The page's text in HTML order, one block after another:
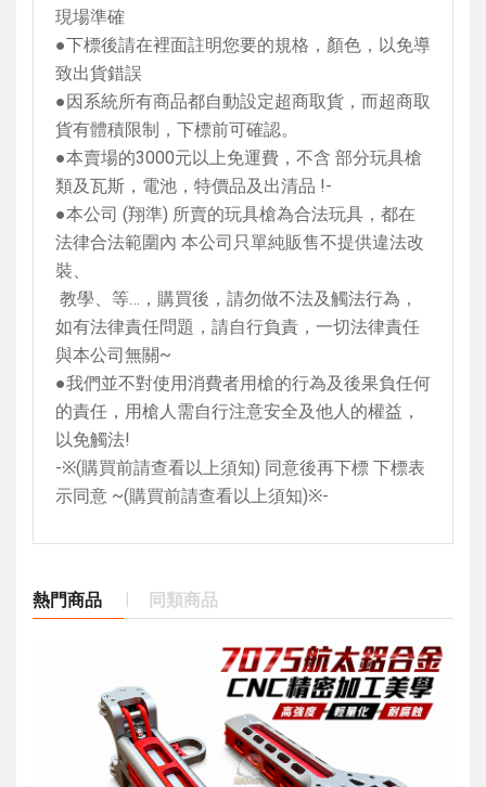
現場準確
●下標後請在裡面註明您要的規格，顏色，以免導
致出貨錯誤
●因系統所有商品都自動設定超商取貨，而超商取
貨有體積限制，下標前可確認。
●本賣場的3000元以上免運費，不含 部分玩具槍
類及瓦斯，電池，特價品及出清品 !-
●本公司 (翔準) 所賣的玩具槍為合法玩具，都在
法律合法範圍內 本公司只單純販售不提供違法改
裝、
教學、等…，購買後，請勿做不法及觸法行為，
如有法律責任問題，請自行負責，一切法律責任
與本公司無關~
●我們並不對使用消費者用槍的行為及後果負任何
的責任，用槍人需自行注意安全及他人的權益，
以免觸法!
-※(購買前請查看以上須知) 同意後再下標 下標表
示同意 ~(購買前請查看以上須知)※-
熱門商品 同類商品